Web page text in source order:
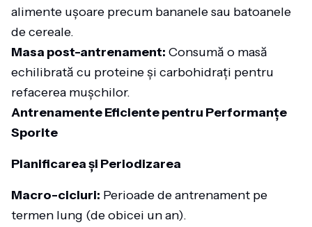
alimente ușoare precum bananele sau batoanele
de cereale.
Masa post-antrenament: Consumă o masă
echilibrată cu proteine și carbohidrați pentru
refacerea mușchilor.
Antrenamente Eficiente pentru Performanțe
Sporite
Planificarea și Periodizarea
Macro-cicluri: Perioade de antrenament pe
termen lung (de obicei un an).